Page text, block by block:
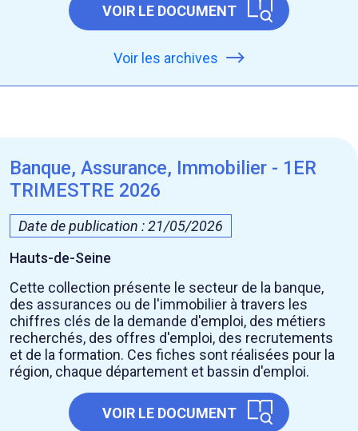
VOIR LE DOCUMENT
Voir les archives
Banque, Assurance, Immobilier - 1ER
TRIMESTRE 2026
Date de publication : 21/05/2026
Hauts-de-Seine
Cette collection présente le secteur de la banque,
des assurances ou de l'immobilier à travers les
chiffres clés de la demande d'emploi, des métiers
recherchés, des offres d'emploi, des recrutements
et de la formation. Ces fiches sont réalisées pour la
région, chaque département et bassin d'emploi.
VOIR LE DOCUMENT